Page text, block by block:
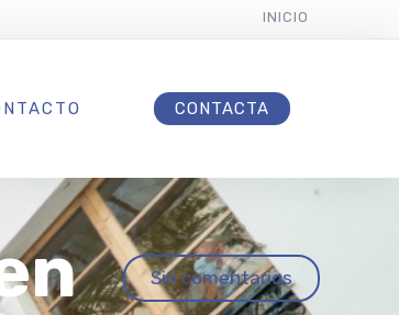
INICIO
CONTACTA
Sin comentarios